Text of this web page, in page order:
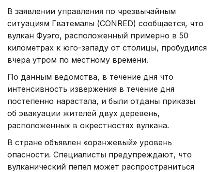
В заявлении управления по чрезвычайным
ситуациям Гватемалы (CONRED) сообщается, что
вулкан Фуэго, расположенный примерно в 50
километрах к юго-западу от столицы, пробудился
вчера утром по местному времени.
По данным ведомства, в течение дня что
интенсивность извержения в течение дня
постепенно нарастала, и были отданы приказы
об эвакуации жителей двух деревень,
расположенных в окрестностях вулкана.
В стране объявлен «оранжевый» уровень
опасности. Специалисты предупреждают, что
вулканический пепел может распространиться